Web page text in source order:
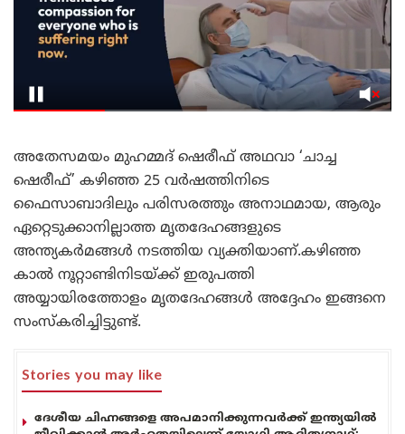
അതേസമയം മുഹമ്മദ് ഷെരീഫ് അഥവാ ‘ചാച്ച
ഷെരീഫ്’ കഴിഞ്ഞ 25 വർഷത്തിനിടെ
ഫൈസാബാദിലും പരിസരത്തും അനാഥമായ, ആരും
ഏറ്റെടുക്കാനില്ലാത്ത മൃതദേഹങ്ങളുടെ
അന്ത്യകർമങ്ങൾ നടത്തിയ വ്യക്തിയാണ്.കഴിഞ്ഞ
കാൽ നൂറ്റാണ്ടിനിടയ്ക്ക് ഇരുപത്തി
അയ്യായിരത്തോളം മൃതദേഹങ്ങൾ അദ്ദേഹം ഇങ്ങനെ
സംസ്കരിച്ചിട്ടുണ്ട്.
Stories you may like
ദേശീയ ചിഹ്നങ്ങളെ അപമാനിക്കുന്നവർക്ക് ഇന്ത്യയിൽ